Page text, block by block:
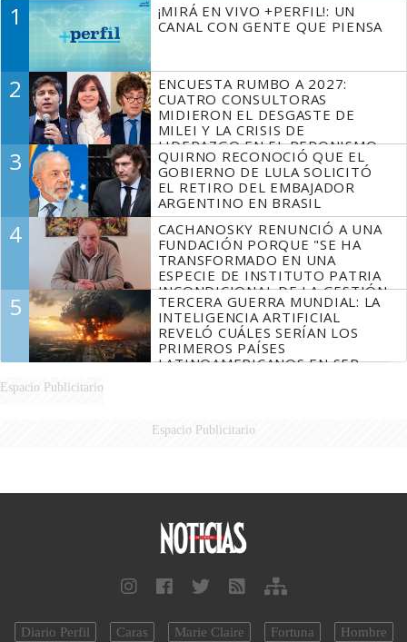
1
¡MIRÁ EN VIVO +PERFIL!: UN
CANAL CON GENTE QUE PIENSA
2
ENCUESTA RUMBO A 2027:
CUATRO CONSULTORAS
MIDIERON EL DESGASTE DE
MILEI Y LA CRISIS DE
LIDERAZGO EN EL PERONISMO
3
QUIRNO RECONOCIÓ QUE EL
GOBIERNO DE LULA SOLICITÓ
EL RETIRO DEL EMBAJADOR
ARGENTINO EN BRASIL
4
CACHANOSKY RENUNCIÓ A UNA
FUNDACIÓN PORQUE "SE HA
TRANSFORMADO EN UNA
ESPECIE DE INSTITUTO PATRIA
INCONDICIONAL DE LA GESTIÓN
DE MILEI"
5
TERCERA GUERRA MUNDIAL: LA
INTELIGENCIA ARTIFICIAL
REVELÓ CUÁLES SERÍAN LOS
PRIMEROS PAÍSES
LATINOAMERICANOS EN SER
Espacio Publicitario
Espacio Publicitario
Diario Perfil Caras Marie Claire Fortuna Hombre